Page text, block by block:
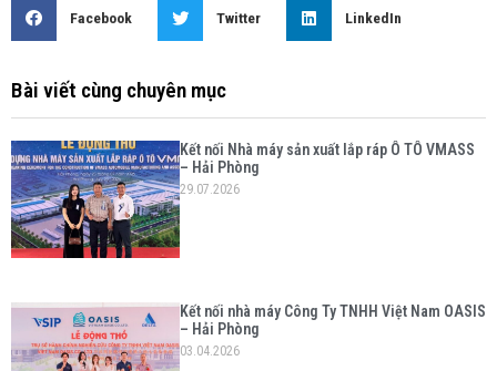
Facebook Twitter LinkedIn
Bài viết cùng chuyên mục
Kết nối Nhà máy sản xuất lắp ráp Ô TÔ VMASS
– Hải Phòng
29.07.2026
Kết nối nhà máy Công Ty TNHH Việt Nam OASIS
– Hải Phòng
03.04.2026